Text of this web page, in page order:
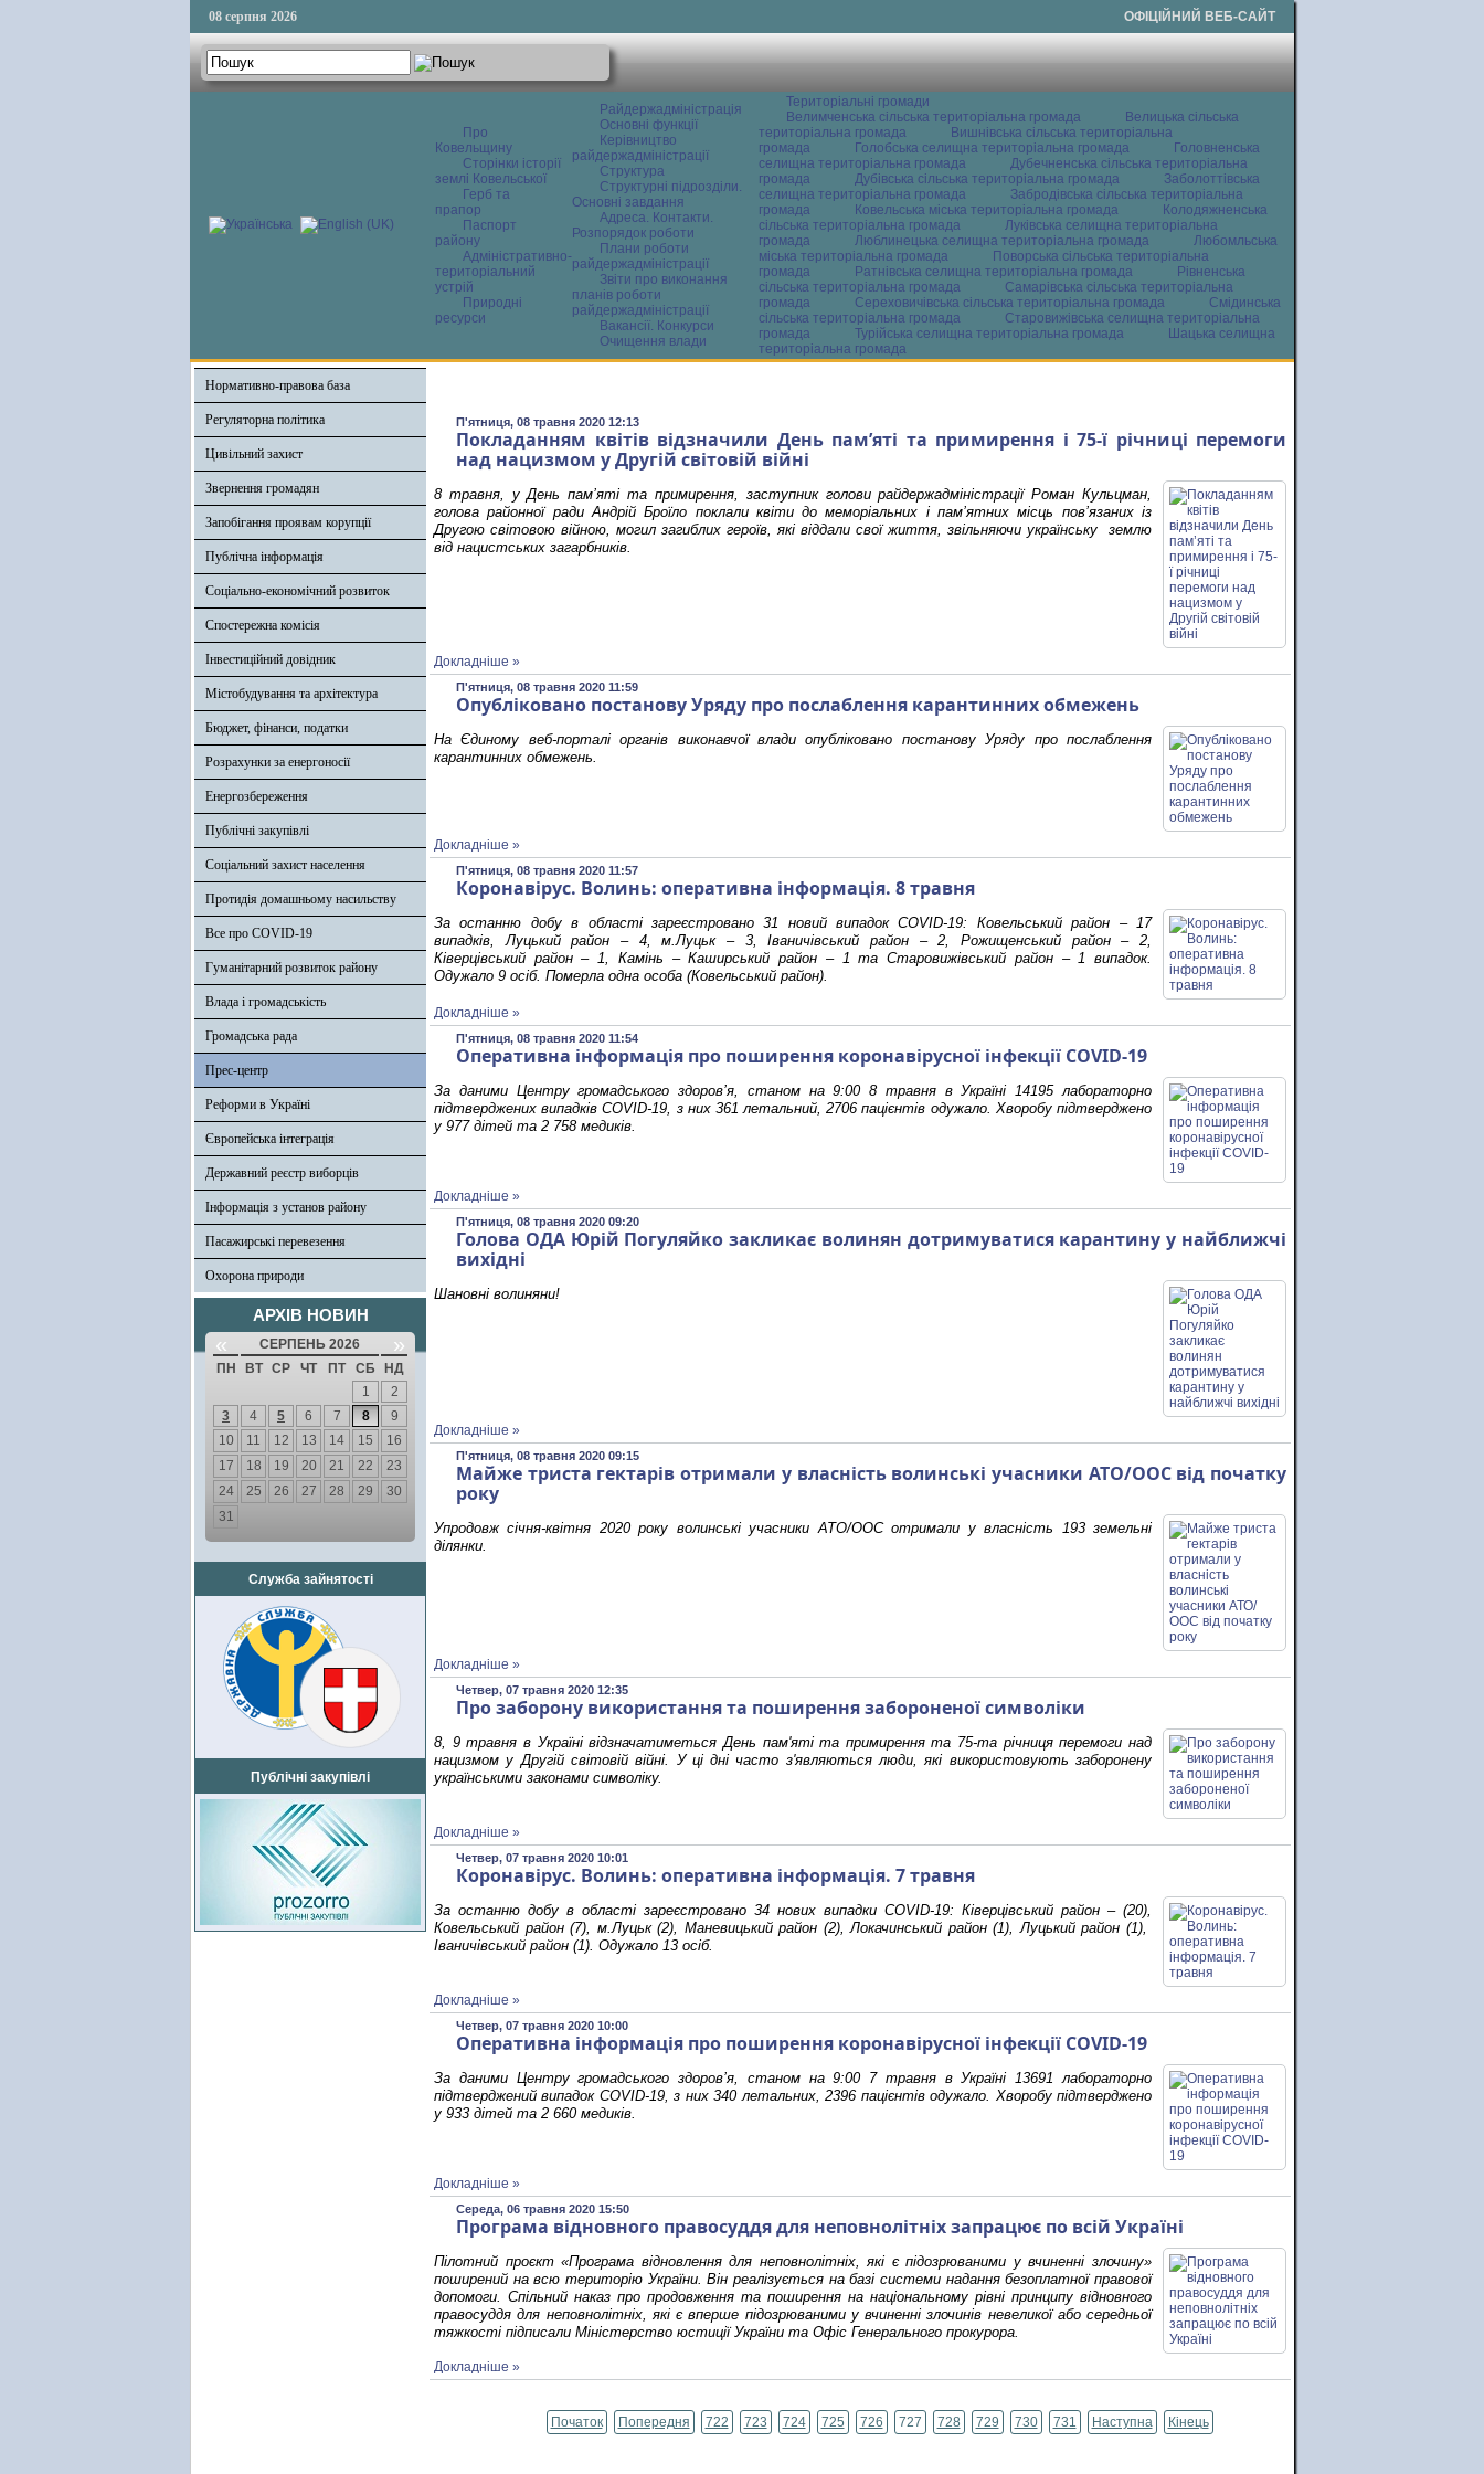
08 серпня 2026 ОФІЦІЙНИЙ ВЕБ-САЙТ
Про
Ковельщину
Сторінки історії
землі Ковельської
Герб та
прапор
Паспорт
району
Адміністративно-
територіальний
устрій
Природні
ресурси
Райдержадміністрація
Основні функції
Керівництво
райдержадміністрації
Структура
Структурні підрозділи.
Основні завдання
Адреса. Контакти.
Розпорядок роботи
Плани роботи
райдержадміністрації
Звіти про виконання
планів роботи
райдержадміністрації
Вакансії. Конкурси
Очищення влади
Територіальні громади
Велимченська сільська територіальна громада
Велицька сільська
територіальна громада
Вишнівська сільська територіальна
громада
Голобська селищна територіальна громада
Головненська
селищна територіальна громада
Дубечненська сільська територіальна
громада
Дубівська сільська територіальна громада
Заболоттівська
селищна територіальна громада
Забродівська сільська територіальна
громада
Ковельська міська територіальна громада
Колодяжненська
сільська територіальна громада
Луківська селищна територіальна
громада
Люблинецька селищна територіальна громада
Любомльська
міська територіальна громада
Поворська сільська територіальна
громада
Ратнівська селищна територіальна громада
Рівненська
сільська територіальна громада
Самарівська сільська територіальна
громада
Сереховичівська сільська територіальна громада
Смідинська
сільська територіальна громада
Старовижівська селищна територіальна
громада
Турійська селищна територіальна громада
Шацька селищна
територіальна громада
Нормативно-правова база
Регуляторна політика
Цивільний захист
Звернення громадян
Запобігання проявам корупції
Публічна інформація
Соціально-економічний розвиток
Спостережна комісія
Інвестиційний довідник
Містобудування та архітектура
Бюджет, фінанси, податки
Розрахунки за енергоносії
Енергозбереження
Публічні закупівлі
Соціальний захист населення
Протидія домашньому насильству
Все про COVID-19
Гуманітарний розвиток району
Влада і громадськість
Громадська рада
Прес-центр
Реформи в Україні
Європейська інтеграція
Державний реєстр виборців
Інформація з установ району
Пасажирські перевезення
Охорона природи
АРХІВ НОВИН
« СЕРПЕНЬ 2026 »
ПН ВТ СР ЧТ ПТ СБ
НД
1
2
3
4 5 6 7 8
9
10
11 12 13 14 15
16
17
18 19 20 21 22
23
24
25 26 27 28 29
30
31
Служба зайнятості
Публічні закупівлі
П'ятниця, 08 травня 2020 12:13
Покладанням квітів відзначили День пам’яті та примирення і 75-ї річниці перемоги
над нацизмом у Другій світовій війні
8 травня, у День пам’яті та примирення, заступник голови райдержадміністрації Роман Кульцман,
голова районної ради Андрій Броїло поклали квіти до меморіальних і пам’ятних місць пов’язаних із
Другою світовою війною, могил загиблих героїв, які віддали свої життя, звільняючи українську землю
від нацистських загарбників.
Докладніше »
П'ятниця, 08 травня 2020 11:59
Опубліковано постанову Уряду про послаблення карантинних обмежень
На Єдиному веб-порталі органів виконавчої влади опубліковано постанову Уряду про послаблення
карантинних обмежень.
Докладніше »
П'ятниця, 08 травня 2020 11:57
Коронавірус. Волинь: оперативна інформація. 8 травня
За останню добу в області зареєстровано 31 новий випадок COVID-19: Ковельський район – 17
випадків, Луцький район – 4, м.Луцьк – 3, Іваничівський район – 2, Рожищенський район – 2,
Ківерцівський район – 1, Камінь – Каширський район – 1 та Старовижівський район – 1 випадок.
Одужало 9 осіб. Померла одна особа (Ковельський район).
Докладніше »
П'ятниця, 08 травня 2020 11:54
Оперативна інформація про поширення коронавірусної інфекції COVID-19
За даними Центру громадського здоров’я, станом на 9:00 8 травня в Україні 14195 лабораторно
підтверджених випадків COVID-19, з них 361 летальний, 2706 пацієнтів одужало. Хворобу підтверджено
у 977 дітей та 2 758 медиків.
Докладніше »
П'ятниця, 08 травня 2020 09:20
Голова ОДА Юрій Погуляйко закликає волинян дотримуватися карантину у найближчі
вихідні
Шановні волиняни!
Докладніше »
П'ятниця, 08 травня 2020 09:15
Майже триста гектарів отримали у власність волинські учасники АТО/ООС від початку
року
Упродовж січня-квітня 2020 року волинські учасники АТО/ООС отримали у власність 193 земельні
ділянки.
Докладніше »
Четвер, 07 травня 2020 12:35
Про заборону використання та поширення забороненої символіки
8, 9 травня в Україні відзначатиметься День пам'яті та примирення та 75-та річниця перемоги над
нацизмом у Другій світовій війні. У ці дні часто з'являються люди, які використовують заборонену
українськими законами символіку.
Докладніше »
Четвер, 07 травня 2020 10:01
Коронавірус. Волинь: оперативна інформація. 7 травня
За останню добу в області зареєстровано 34 нових випадки COVID-19: Ківерцівський район – (20),
Ковельський район (7), м.Луцьк (2), Маневицький район (2), Локачинський район (1), Луцький район (1),
Іваничівський район (1). Одужало 13 осіб.
Докладніше »
Четвер, 07 травня 2020 10:00
Оперативна інформація про поширення коронавірусної інфекції COVID-19
За даними Центру громадського здоров’я, станом на 9:00 7 травня в Україні 13691 лабораторно
підтверджений випадок COVID-19, з них 340 летальних, 2396 пацієнтів одужало. Хворобу підтверджено
у 933 дітей та 2 660 медиків.
Докладніше »
Середа, 06 травня 2020 15:50
Програма відновного правосуддя для неповнолітніх запрацює по всій Україні
Пілотний проєкт «Програма відновлення для неповнолітніх, які є підозрюваними у вчиненні злочину»
поширений на всю територію України. Він реалізується на базі системи надання безоплатної правової
допомоги. Спільний наказ про продовження та поширення на національному рівні принципу відновного
правосуддя для неповнолітніх, які є вперше підозрюваними у вчиненні злочинів невеликої або середньої
тяжкості підписали Міністерство юстиції України та Офіс Генерального прокурора.
Докладніше »
Початок Попередня 722 723 724 725 726 727 728 729 730 731 Наступна
Кінець